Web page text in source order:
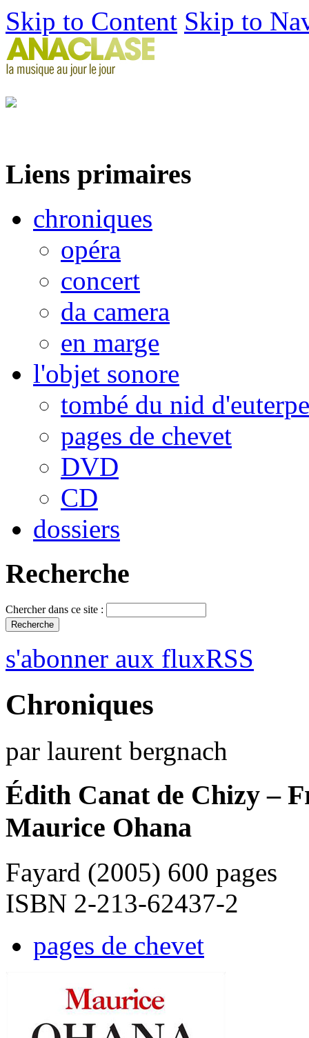
Skip to Content Skip to
Liens primaires
chroniques
opéra
concert
da camera
en marge
l'objet sonore
tombé du nid d'euterpe
pages de chevet
DVD
CD
dossiers
Recherche
Chercher dans ce site :
s'abonner aux fluxRSS
Chroniques
par laurent bergnach
Édith Canat de Chizy –
Maurice Ohana
Fayard (2005) 600 pages
ISBN 2-213-62437-2
pages de chevet